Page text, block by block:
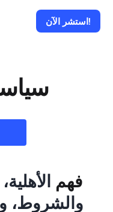
استشر الآن!
فهم